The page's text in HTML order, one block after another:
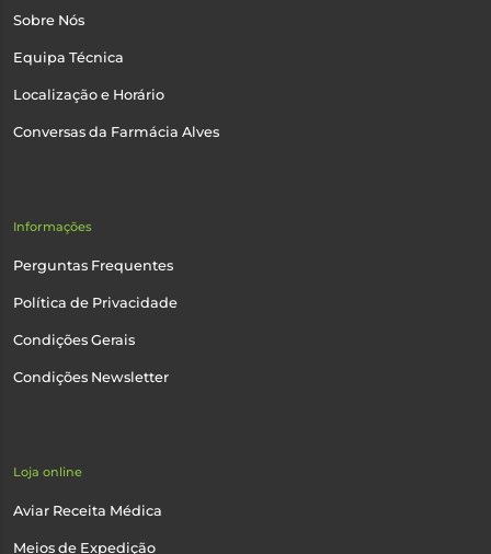
Sobre Nós
Equipa Técnica
Localização e Horário
Conversas da Farmácia Alves
Informações
Perguntas Frequentes
Política de Privacidade
Condições Gerais
Condições Newsletter
Loja online
Aviar Receita Médica
Meios de Expedição